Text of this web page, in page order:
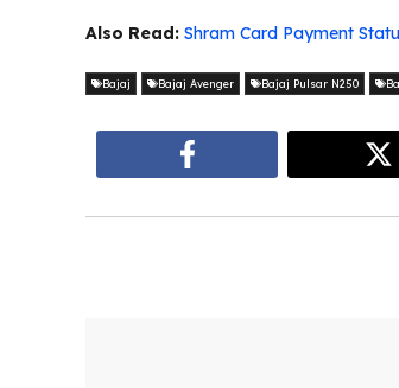
Also Read: Shram Card Payment Status:
Bajaj Bajaj Avenger Bajaj Pulsar N250